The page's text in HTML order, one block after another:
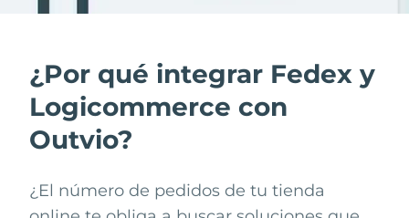
¿Por qué integrar Fedex y
Logicommerce con
Outvio?
¿El número de pedidos de tu tienda